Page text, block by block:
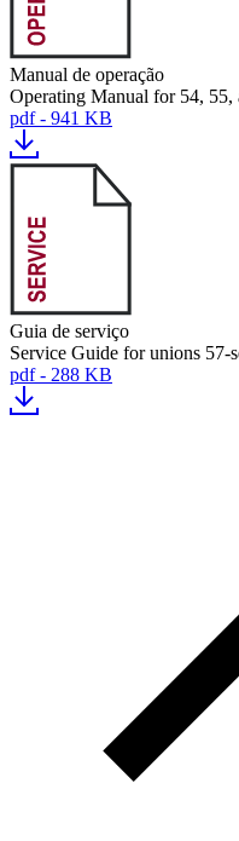
Manual de operação
Operating Manual for 54, 55,
pdf - 941 KB
Guia de serviço
Service Guide for unions 57-
pdf - 288 KB